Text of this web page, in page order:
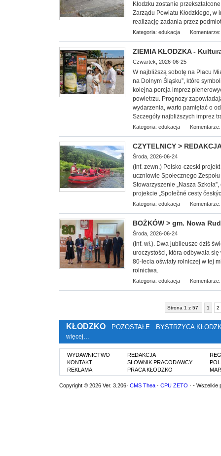
Kłodzku zostanie
Zarządu Powiatu Kłodzkiego,
realizację zadania przez
Kategoria: edukacja
ZIEMIA KŁODZKA -
Czwartek, 2026-06-25
W najbliższą sobotę na Placu
na Dolnym Śląsku”, które
kolejna porcja imprez
powietrzu. Prognozy
wydarzenia, warto pamiętać o
Szczegóły najbliższych imprez
Kategoria: edukacja
CZYTELNICY >
Środa, 2026-06-24
(Inf. zewn.) Polsko-czeski
uczniowie Społecznego
Stowarzyszenie „Nasza
projekcie „Společné cesty
Kategoria: edukacja
BOŻKÓW > gm. Nowa
Środa, 2026-06-24
(Inf. wł.). Dwa jubileusze dziś
uroczystości, która odbywała
80-lecia oświaty rolniczej w tej
rolnictwa.
Kategoria: edukacja
Strona 1 z 57 1 2
KŁODZKO POZOSTAŁE BYSTRZYCA
więcej…
WYDAWNICTWO
KONTAKT
REKLAMA
REDAKCJA
SŁOWNIK PRACODAWCY
PRACA KŁODZKO
Copyright © 2026 Ver. 3.206· CMS Thea · CPU ZETO · - Wszelkie